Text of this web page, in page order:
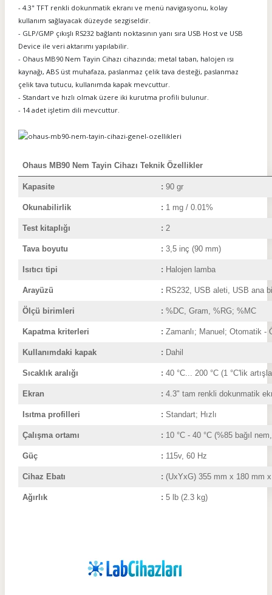
- 4.3" TFT renkli dokunmatik ekranı ve menü navigasyonu, kolay
kullanım sağlayacak düzeyde sezgiseldir.
- GLP/GMP çıkışlı RS232 bağlantı noktasının yanı sıra USB Host ve USB
Device ile veri aktarımı yapılabilir.
- Ohaus MB90 Nem Tayin Cihazı cihazında; metal taban, halojen ısı
kaynağı, ABS üst muhafaza, paslanmaz çelik tava desteği, paslanmaz
çelik tava tutucu, kullanımda kapak mevcuttur.
- Standart ve hızlı olmak üzere iki kurutma profili bulunur.
- 14 adet işletim dili mevcuttur.
Ohaus MB90 Nem Tayin Cihazı Teknik Özellikler
Kapasite : 90
Okunabilirlik : 1 mg / 0.01%
Test kitaplığı : 2
Tava boyutu : 3,5 inç (90 mm)
Isıtıcı tipi : Halojen lamba
Arayüzü : RS232, USB aleti, USB ana
Ölçü birimleri : %DC, Gram, %RG; %MC
Kapatma kriterleri : Zamanlı; Manuel; Otomatik -
Kullanımdaki kapak : Dahil
Sıcaklık aralığı : 40 °C... 200 °C (1 °C'lik
Ekran : 4.3" tam renkli dokunmatik
Isıtma profilleri : Standart; Hızlı
Çalışma ortamı : 10 °C - 40 °C (%85 bağıl
Güç : 115v, 60 Hz
Cihaz Ebatı : (UxYxG) 355 mm x 180 mm
Ağırlık : 5 lb (2.3 kg)